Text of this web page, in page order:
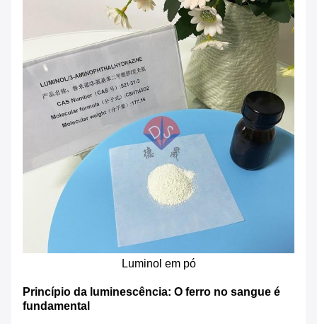
Luminol em pó
Princípio da luminescência: O ferro no sangue é
fundamental